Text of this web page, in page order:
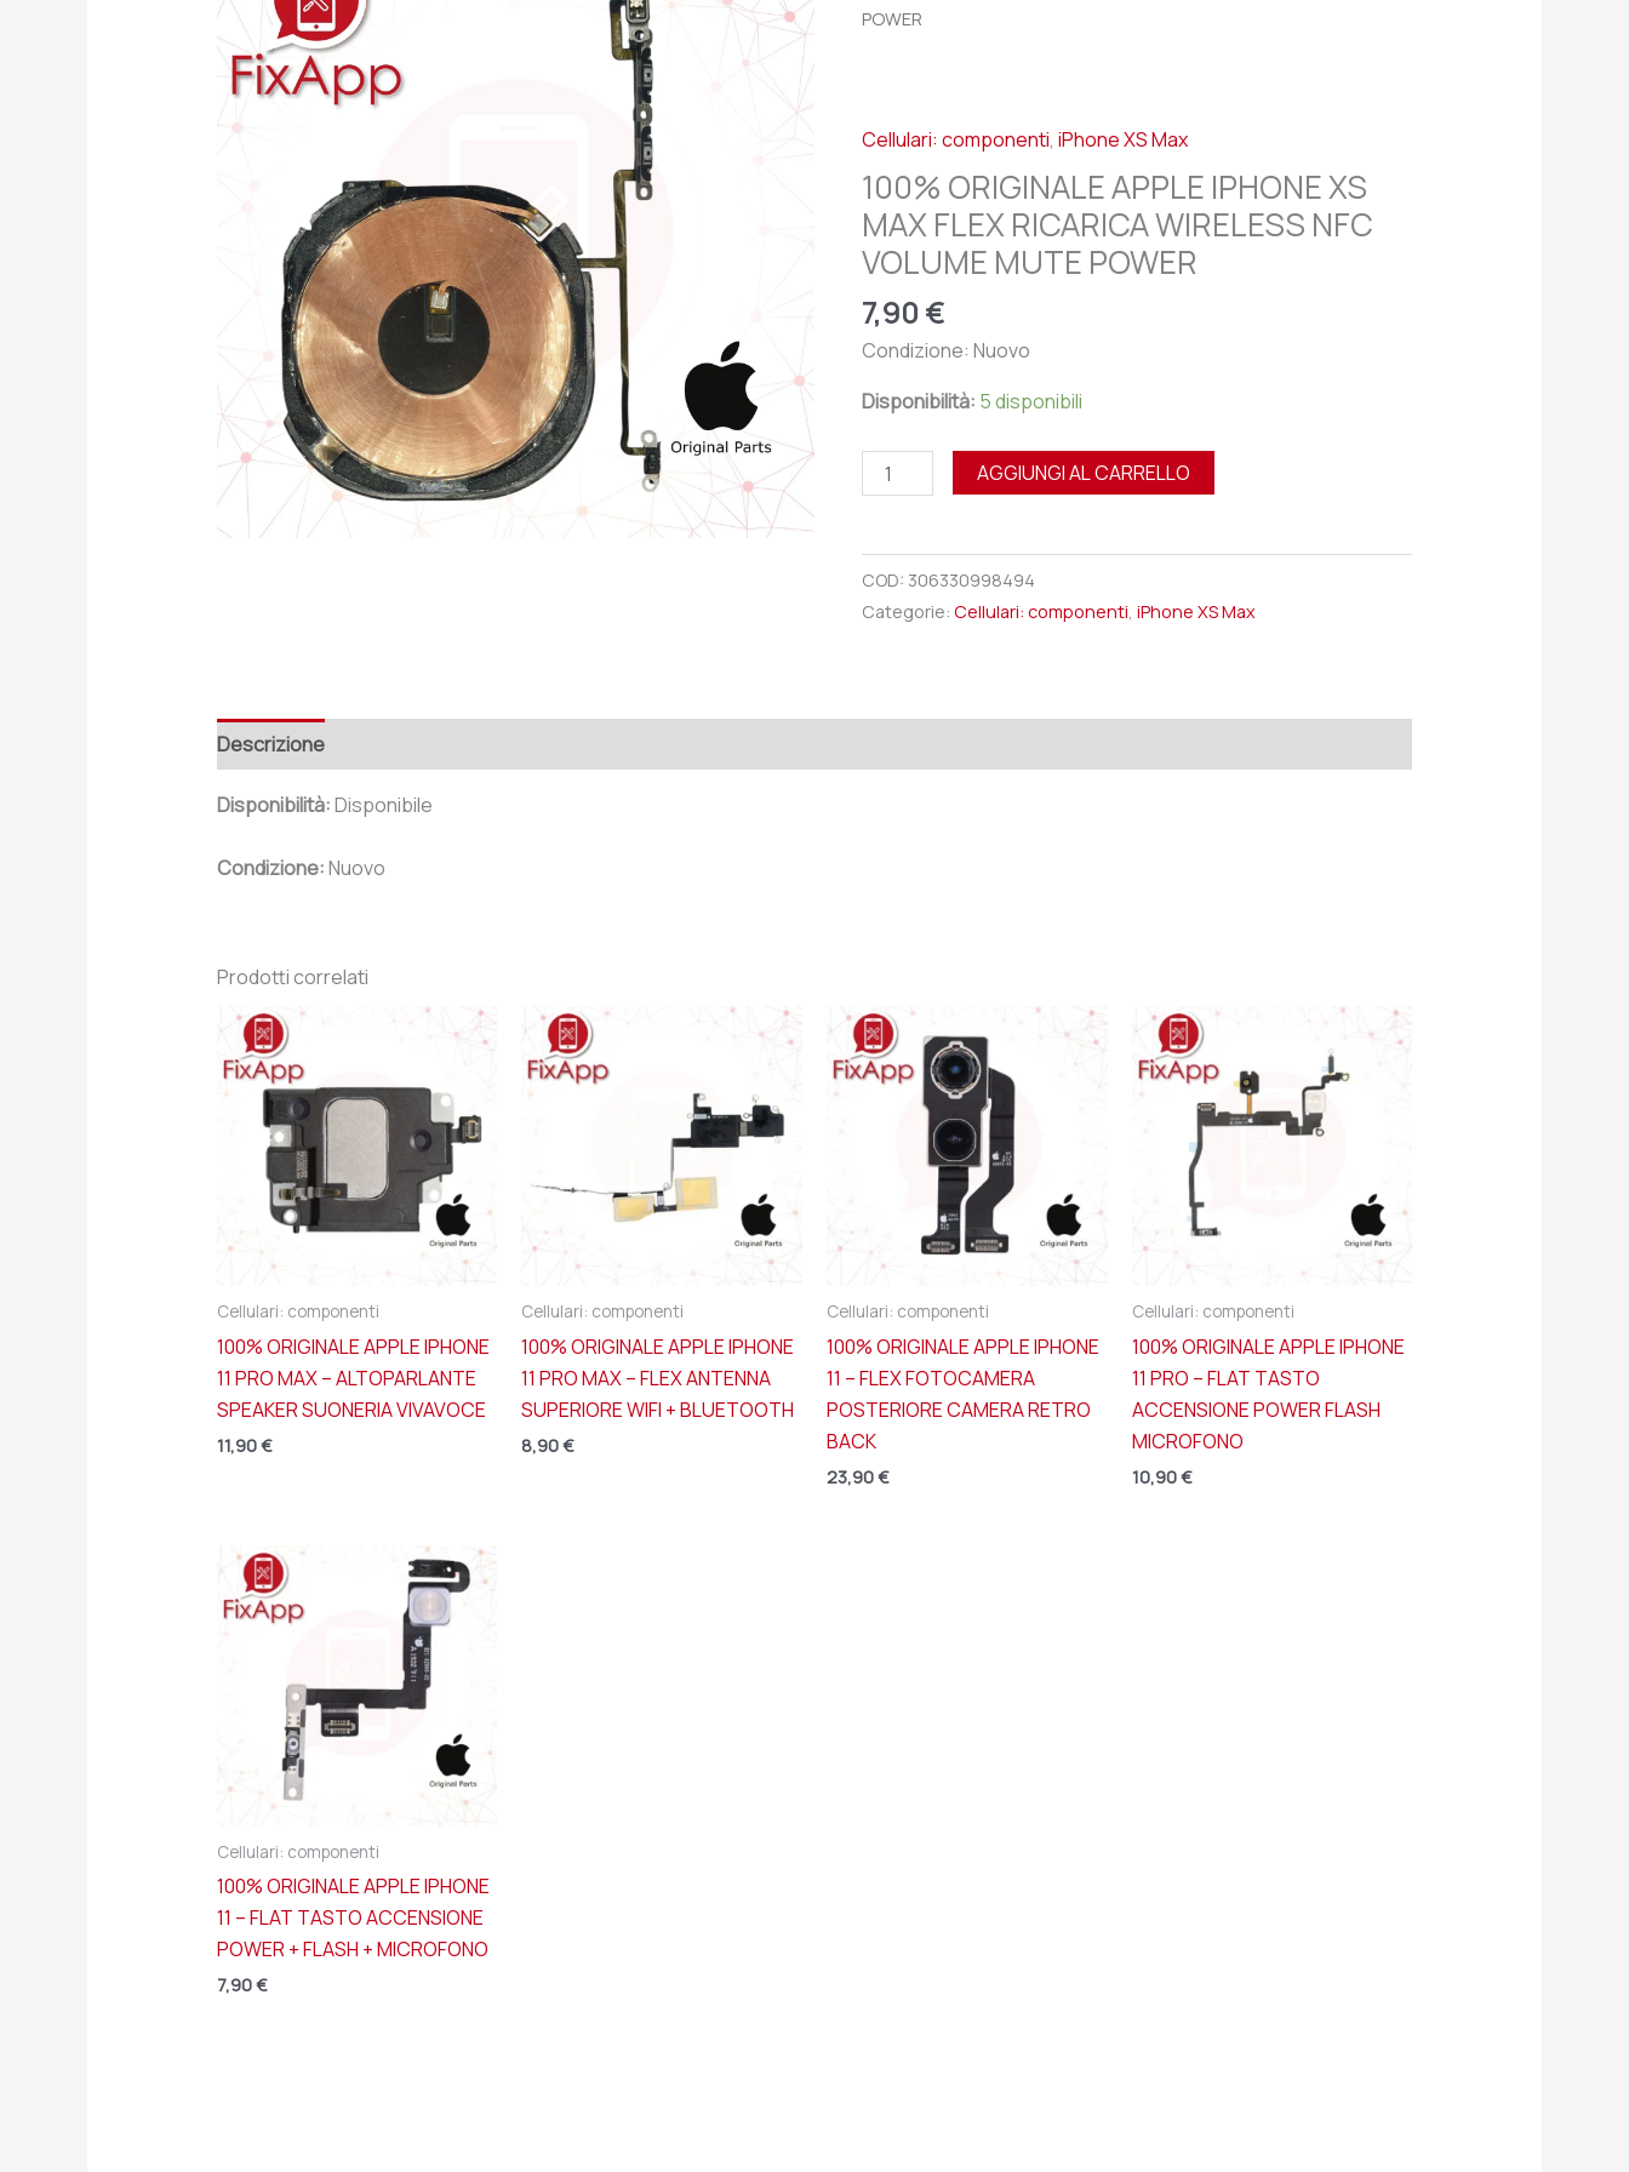
POWER
Cellulari: componenti,iPhone XS Max
100% ORIGINALE APPLE IPHONE XS
MAX FLEX RICARICA WIRELESS NFC
VOLUME MUTE POWER
7,90 €
Condizione: Nuovo
Disponibilità: 5 disponibili
APPLE
FLEX
RICARICA
WIRELESS
NFC
VOLUME
MUTE
POWER
quantità
AGGIUNGI AL CARRELLO
COD: 306330998494
Categorie:Cellulari: componenti ,iPhone XS Max
Descrizione
Disponibilità:Disponibile
Condizione:Nuovo
Prodotti correlati
Cellulari: componenti
100% ORIGINALE APPLE IPHONE
11 PRO MAX – ALTOPARLANTE
SPEAKER SUONERIA VIVAVOCE
11,90€
Cellulari: componenti
100% ORIGINALE APPLE IPHONE
11 PRO MAX – FLEX ANTENNA
SUPERIORE WIFI + BLUETOOTH
8,90€
Cellulari: componenti
100% ORIGINALE APPLE IPHONE
11 – FLEX FOTOCAMERA
POSTERIORE CAMERA RETRO
BACK
23,90€
Cellulari: componenti
100% ORIGINALE APPLE IPHONE
11 PRO – FLAT TASTO
ACCENSIONE POWER FLASH
MICROFONO
10,90€
Cellulari: componenti
100% ORIGINALE APPLE IPHONE
11 – FLAT TASTO ACCENSIONE
POWER + FLASH + MICROFONO
7,90€